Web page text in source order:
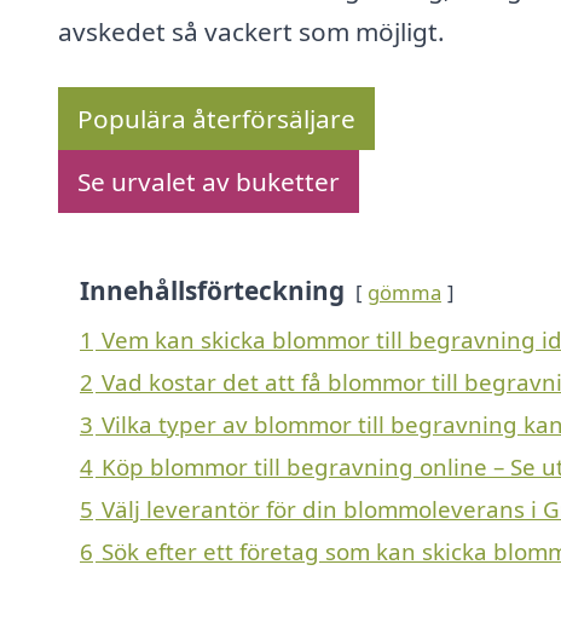
avskedet så vackert som möjligt.
Populära återförsäljare
Se urvalet av buketter
Innehållsförteckning gömma
1 Vem kan skicka blommor till begravning
2 Vad kostar det att få blommor till
3 Vilka typer av blommor till begravning
4 Köp blommor till begravning online – Se
5 Välj leverantör för din blommoleverans i
6 Sök efter ett företag som kan skicka